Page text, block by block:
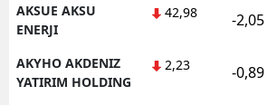
AKSUE AKSU
ENERJI
42,98 -2,05
AKYHO AKDENIZ
YATIRIM HOLDING
2,23 -0,89